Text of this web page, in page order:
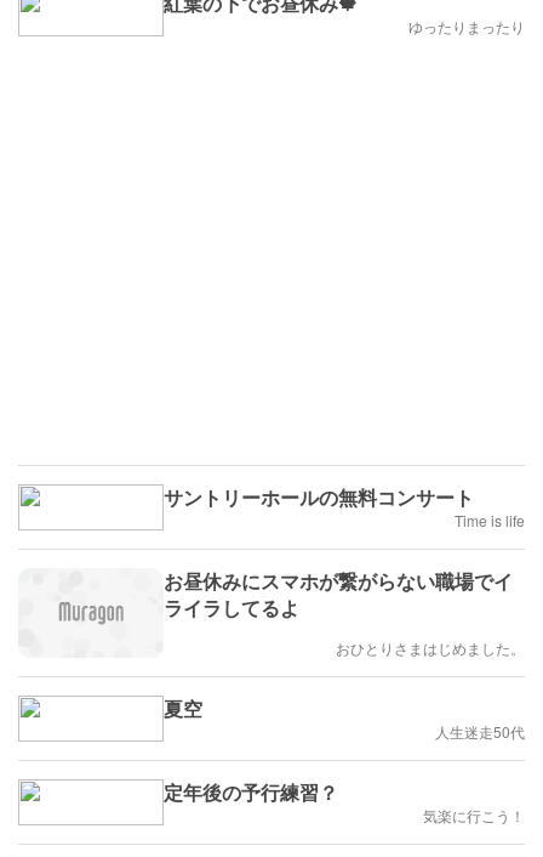
ゆったりまったり
サントリーホールの無料コンサート
Time is life
お昼休みにスマホが繋がらない職場でイ
ライラしてるよ
おひとりさまはじめました。
夏空
人生迷走50代
定年後の予行練習？
気楽に行こう！